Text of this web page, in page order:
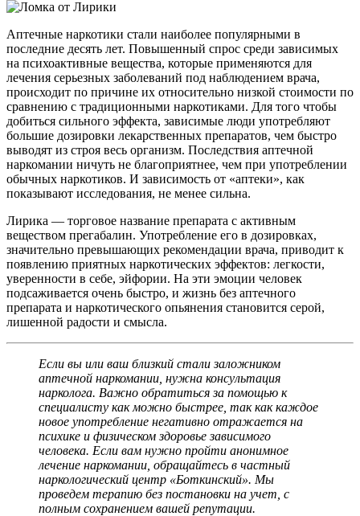
Аптечные наркотики стали наиболее популярными в
последние десять лет. Повышенный спрос среди зависимых
на психоактивные вещества, которые применяются для
лечения серьезных заболеваний под наблюдением врача,
происходит по причине их относительно низкой стоимости по
сравнению с традиционными наркотиками. Для того чтобы
добиться сильного эффекта, зависимые люди употребляют
большие дозировки лекарственных препаратов, чем быстро
выводят из строя весь организм. Последствия аптечной
наркомании ничуть не благоприятнее, чем при употреблении
обычных наркотиков. И зависимость от «аптеки», как
показывают исследования, не менее сильна.
Лирика — торговое название препарата с активным
веществом прегабалин. Употребление его в дозировках,
значительно превышающих рекомендации врача, приводит к
появлению приятных наркотических эффектов: легкости,
уверенности в себе, эйфории. На эти эмоции человек
подсаживается очень быстро, и жизнь без аптечного
препарата и наркотического опьянения становится серой,
лишенной радости и смысла.
Если вы или ваш близкий стали заложником
аптечной наркомании, нужна консультация
нарколога. Важно обратиться за помощью к
специалисту как можно быстрее, так как каждое
новое употребление негативно отражается на
психике и физическом здоровье зависимого
человека. Если вам нужно пройти анонимное
лечение наркомании, обращайтесь в частный
наркологический центр «Боткинский». Мы
проведем терапию без постановки на учет, с
полным сохранением вашей репутации.